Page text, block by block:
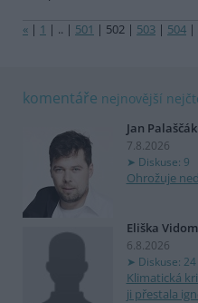
« | 1 | .. | 501 | 502 | 503 | 504 |
komentáře nejnovější
Jan Palaščák
7.8.2026
Diskuse: 9
Ohrožuje
Eliška
6.8.2026
Diskuse: 24
Klimatická
ji přestala